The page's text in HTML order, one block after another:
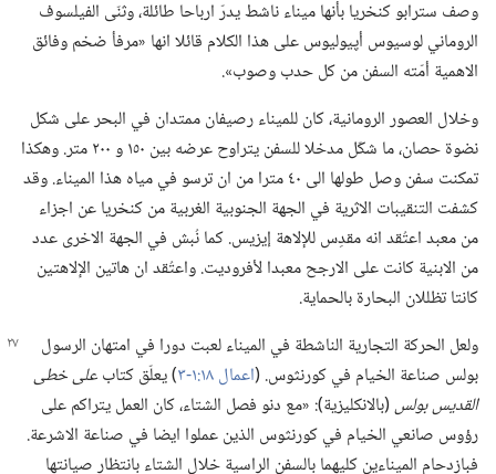
وصف سترابو كنخريا بأنها ميناء ناشط يدرّ ارباحا طائلة،‏ وثنّى الفيلسوف
الروماني لوسيوس أپيوليوس على هذا الكلام قائلا انها «مرفأ ضخم وفائق
الاهمية أمّته السفن من كل حدب وصوب».‏
وخلال العصور الرومانية،‏ كان للميناء رصيفان ممتدان في البحر على شكل
نضوة حصان،‏ ما شكّل مدخلا للسفن يتراوح عرضه بين ١٥٠ و ٢٠٠ متر.‏ وهكذا
تمكنت سفن وصل طولها الى ٤٠ مترا من ان ترسو في مياه هذا الميناء.‏ وقد
كشفت التنقيبات الاثرية في الجهة الجنوبية الغربية من كنخريا عن اجزاء
من معبد اعتُقد انه مقدِس للإلاهة إيزيس.‏ كما نُبش في الجهة الاخرى عدد
من الابنية كانت على الارجح معبدا لأفروديت.‏ واعتُقد ان هاتين الإلاهتين
كانتا تظللان البحارة بالحماية.‏
ولعل الحركة التجارية الناشطة في الميناء لعبت دورا في امتهان الرسول
بولس صناعة الخيام في كورنثوس.‏ (‏اعمال ١٨:‏١-‏٣ ‏)‏ يعلّق كتابعلى خطى
القديس بولس‏(‏بالانكليزية)‏:‏ «مع دنو فصل الشتاء،‏ كان العمل يتراكم على
رؤوس صانعي الخيام في كورنثوس الذين عملوا ايضا في صناعة الاشرعة.‏
فبازدحام الميناءين كليهما بالسفن الراسية خلال الشتاء بانتظار صيانتها